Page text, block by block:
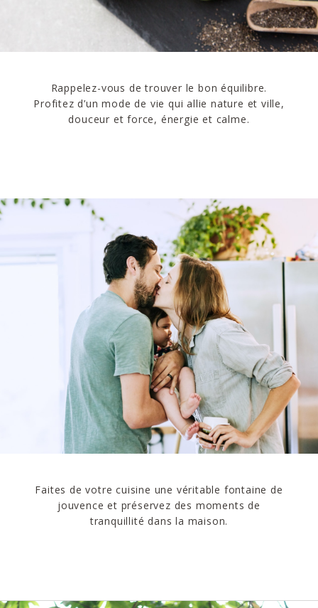
Rappelez-vous de trouver le bon équilibre.
Profitez d’un mode de vie qui allie nature et ville,
douceur et force, énergie et calme.
Faites de votre cuisine une véritable fontaine de
jouvence et préservez des moments de
tranquillité dans la maison.